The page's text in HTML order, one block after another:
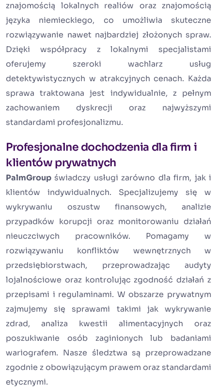
znajomością lokalnych realiów oraz znajomością
języka niemieckiego, co umożliwia skuteczne
rozwiązywanie nawet najbardziej złożonych spraw.
Dzięki współpracy z lokalnymi specjalistami
oferujemy szeroki wachlarz usług
detektywistycznych w atrakcyjnych cenach. Każda
sprawa traktowana jest indywidualnie, z pełnym
zachowaniem dyskrecji oraz najwyższymi
standardami profesjonalizmu.
Profesjonalne dochodzenia dla firm i
klientów prywatnych
PalmGroup świadczy usługi zarówno dla firm, jak i
klientów indywidualnych. Specjalizujemy się w
wykrywaniu oszustw finansowych, analizie
przypadków korupcji oraz monitorowaniu działań
nieuczciwych pracowników. Pomagamy w
rozwiązywaniu konfliktów wewnętrznych w
przedsiębiorstwach, przeprowadzając audyty
lojalnościowe oraz kontrolując zgodność działań z
przepisami i regulaminami. W obszarze prywatnym
zajmujemy się sprawami takimi jak wykrywanie
zdrad, analiza kwestii alimentacyjnych oraz
poszukiwanie osób zaginionych lub badaniami
wariografem. Nasze śledztwa są przeprowadzane
zgodnie z obowiązującym prawem oraz standardami
etycznymi.